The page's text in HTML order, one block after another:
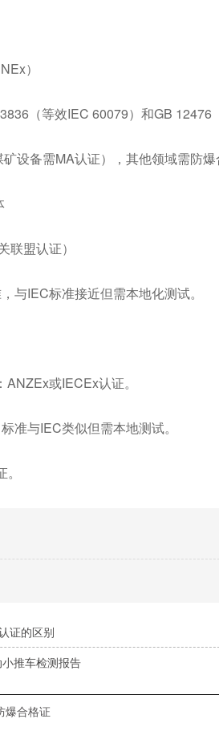
）
（等效IEC 60079）和GB 12476
设备需MA认证），其他领域需防爆
联盟认证）
与IEC标准接近但需本地化测试。
或IECEx认证。
准与IEC类似但需本地测试。
证的区别
推车检测报告
爆合格证